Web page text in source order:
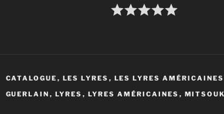
CATÉGORIES
CATALOGUE , LES LYRES , LES LYRES AMÉRICAINES
ÉTIQUETTES
GUERLAIN , LYRES , LYRES AMÉRICAINES ,